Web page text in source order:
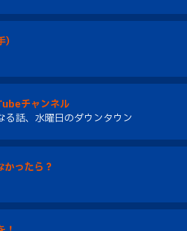
チャンネル
る話、水曜日のダウンタウン
かったら？